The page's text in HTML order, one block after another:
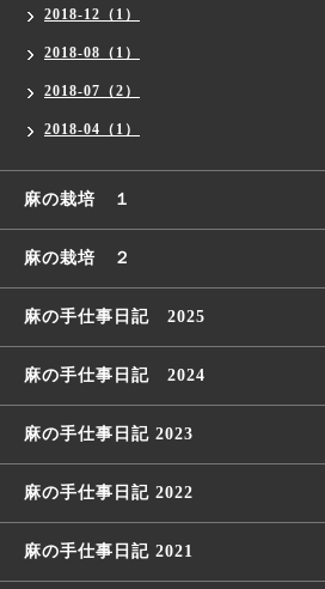
2018-12（1）
2018-08（1）
2018-07（2）
2018-04（1）
麻の栽培 １
麻の栽培 ２
麻の手仕事日記 2025
麻の手仕事日記 2024
麻の手仕事日記 2023
麻の手仕事日記 2022
麻の手仕事日記 2021